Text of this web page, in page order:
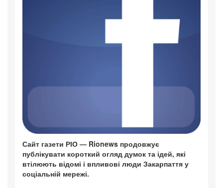
Сайт газети РІО — Rionews продовжує
публікувати короткий огляд думок та ідей, які
втілюють відомі і впливові люди Закарпаття у
соціальній мережі.